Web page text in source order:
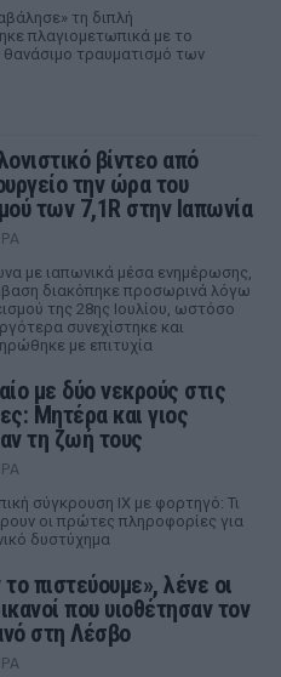
τη διπλή
πλαγιομετωπικά με το
τραυματισμό των
βίντεο από
την ώρα του
των 7,1R στην Ιαπωνία
με ιαπωνικά μέσα ενημέρωσης,
διακόπηκε προσωρινά λόγω
της 28ης Ιουλίου, ωστόσο
συνεχίστηκε και
με επιτυχία
με δύο νεκρούς στις
Μητέρα και γιος
τη ζωή τους
σύγκρουση ΙΧ με φορτηγό: Τι
οι πρώτες πληροφορίες για
δυστύχημα
πιστεύουμε», λένε οι
που υιοθέτησαν τον
στη Λέσβο